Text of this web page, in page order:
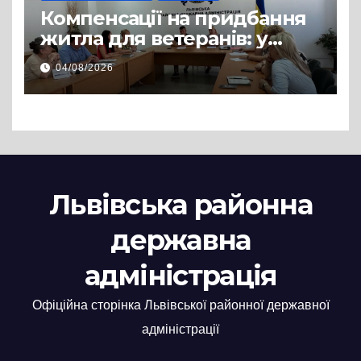
Компенсації на придбання
житла для ветеранів: у
Львівській РДА розглянули
нові заяви
04/08/2026
Львівська районна
державна
адміністрація
Офіційна сторінка Львівської районної державної
адміністрації